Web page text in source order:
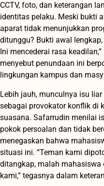
CCTV, foto, dan keterangan
identitas pelaku. Meski bukti
aparat tidak menunjukkan
ditunggu? Bukti awal
Ini mencederai rasa
menyebut penundaan ini
lingkungan kampus dan
Lebih jauh, munculnya isu
sebagai provokator konflik di
suasana. Safarrudin menilai
pokok persoalan dan tidak
menegaskan bahwa
situasi ini. “Teman kami
ditangkap, malah
kami,” tegasnya dalam